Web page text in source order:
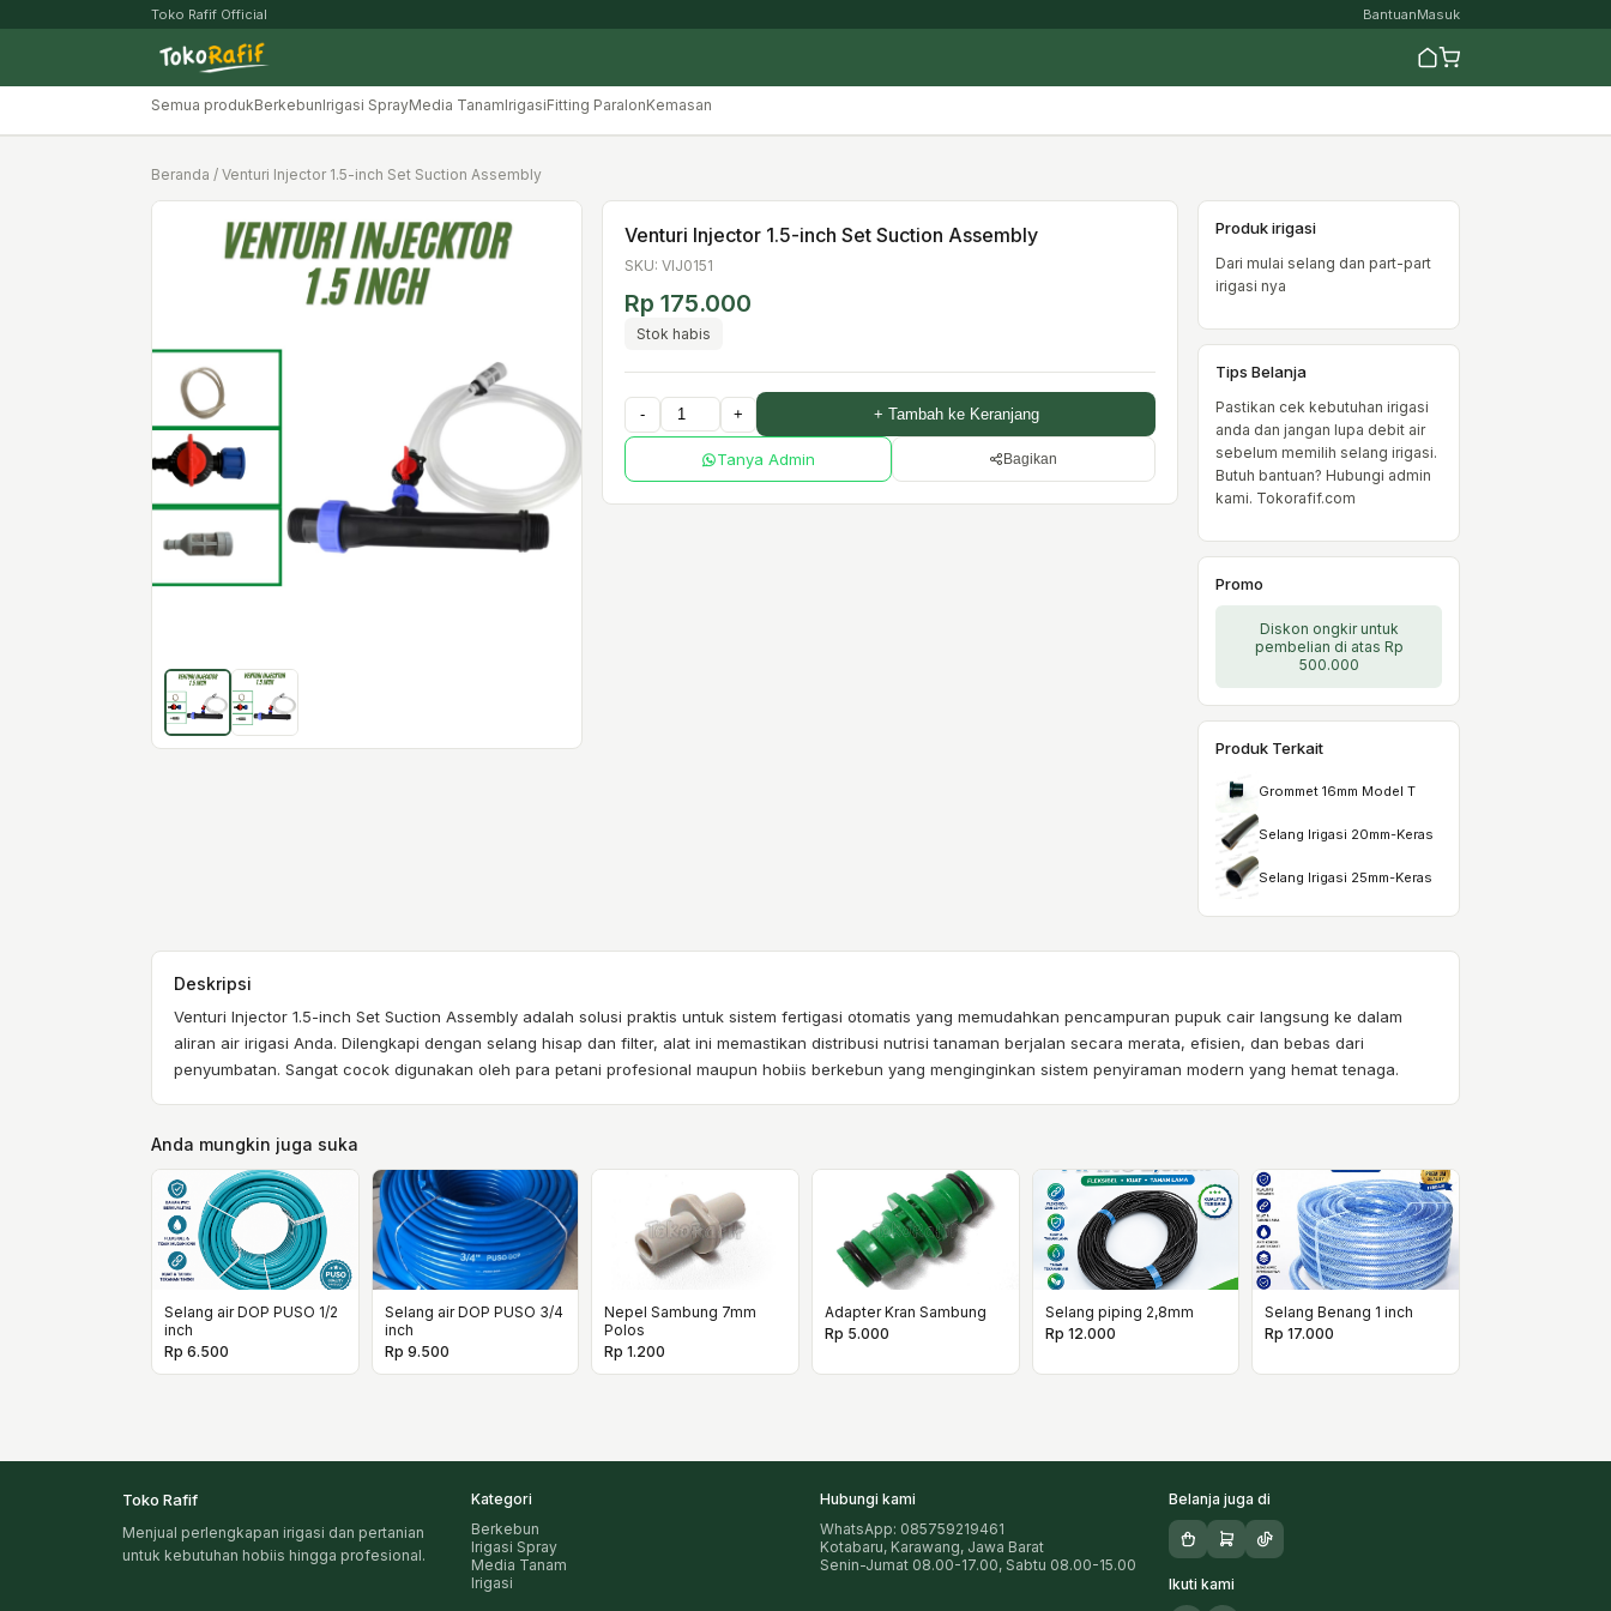
Toko Rafif Official BantuanMasuk
Semua produkBerkebunIrigasi SprayMedia TanamIrigasiFitting ParalonKemasan
Beranda / Venturi Injector 1.5-inch Set Suction Assembly
Venturi Injector 1.5-inch Set Suction Assembly
SKU: VIJ0151
Rp 175.000
Stok habis
- + + Tambah ke Keranjang
Tanya Admin Bagikan
Deskripsi
Venturi Injector 1.5-inch Set Suction Assembly adalah solusi praktis untuk sistem fertigasi otomatis yang memudahkan pencampuran pupuk cair langsung ke dalam
aliran air irigasi Anda. Dilengkapi dengan selang hisap dan filter, alat ini memastikan distribusi nutrisi tanaman berjalan secara merata, efisien, dan bebas dari
penyumbatan. Sangat cocok digunakan oleh para petani profesional maupun hobiis berkebun yang menginginkan sistem penyiraman modern yang hemat tenaga.
Produk irigasi
Dari mulai selang dan part-part
irigasi nya
Tips Belanja
Pastikan cek kebutuhan irigasi
anda dan jangan lupa debit air
sebelum memilih selang irigasi.
Butuh bantuan? Hubungi admin
kami. Tokorafif.com
Promo
Diskon ongkir untuk
pembelian di atas Rp
500.000
Produk Terkait
Grommet 16mm Model T
Selang Irigasi 20mm-Keras
Selang Irigasi 25mm-Keras
Anda mungkin juga suka
Selang air DOP PUSO 1/2
inch
Rp 6.500
Selang air DOP PUSO 3/4
inch
Rp 9.500
Nepel Sambung 7mm
Polos
Rp 1.200
Adapter Kran Sambung
Rp 5.000
Selang piping 2,8mm
Rp 12.000
Selang Benang 1 inch
Rp 17.000
Toko Rafif
Menjual perlengkapan irigasi dan pertanian
untuk kebutuhan hobiis hingga profesional.
Kategori
Berkebun
Irigasi Spray
Media Tanam
Irigasi
Hubungi kami
WhatsApp: 085759219461
Kotabaru, Karawang, Jawa Barat
Senin-Jumat 08.00-17.00, Sabtu 08.00-15.00
Belanja juga di
Ikuti kami